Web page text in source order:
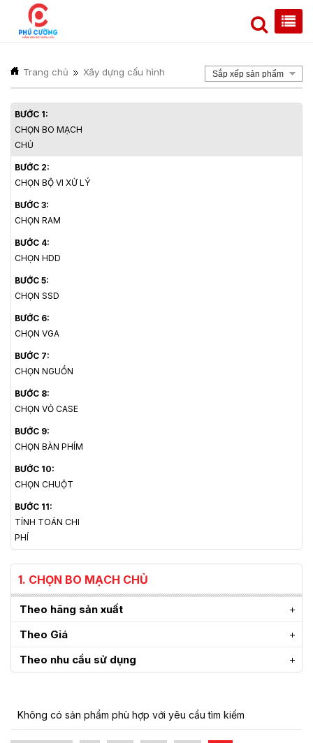
Trang chủ Xây dựng cấu hình Sắp xếp sản phẩm
BƯỚC 1:
CHỌN BO MẠCH
CHỦ
BƯỚC 2:
CHỌN BỘ VI XỬ LÝ
BƯỚC 3:
CHỌN RAM
BƯỚC 4:
CHỌN HDD
BƯỚC 5:
CHỌN SSD
BƯỚC 6:
CHỌN VGA
BƯỚC 7:
CHỌN NGUỒN
BƯỚC 8:
CHỌN VỎ CASE
BƯỚC 9:
CHỌN BÀN PHÍM
BƯỚC 10:
CHỌN CHUỘT
BƯỚC 11:
TÍNH TOÁN CHI
PHÍ
1. CHỌN BO MẠCH CHỦ
Theo hãng sản xuất
Theo Giá
Theo nhu cầu sử dụng
Không có sản phẩm phù hợp với yêu cầu tìm kiếm